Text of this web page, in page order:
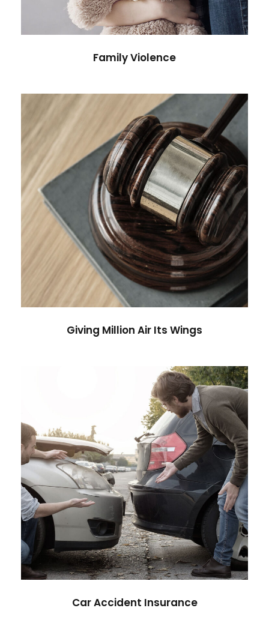
Family Violence
Giving Million Air Its Wings
Car Accident Insurance